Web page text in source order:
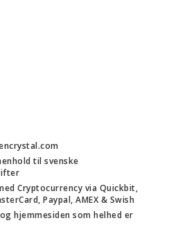
til svenske
Cryptocurrency via Quickbit,
Paypal, AMEX & Swish
hjemmesiden som helhed er